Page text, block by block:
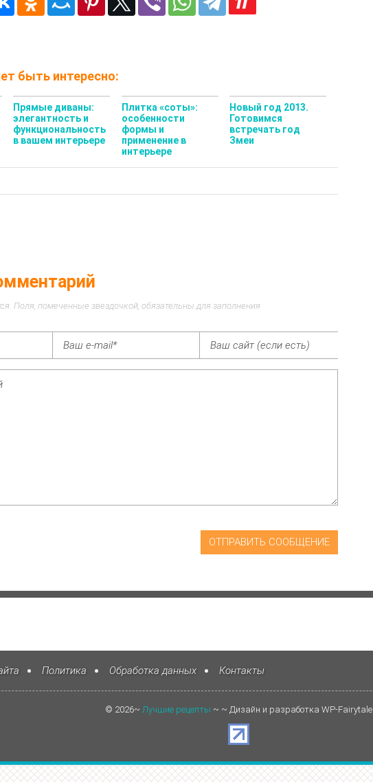
быть интересно:
Прямые диваны:
элегантность и
функциональность
в вашем интерьере
Плитка «соты»:
особенности
формы и
применение в
интерьере
Новый год 2013.
Готовимся
встречать год
Змеи
Поля, помеченные звездочкой, обязательны для заполнения
Политика Обработка данных Контакты
© 2026~ Лучшие рецепты ~ ~ Дизайн и разработка WP-Fairytale